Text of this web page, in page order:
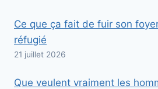
Ce que ça fait de fuir son
réfugié
21 juillet 2026
Que veulent vraiment les